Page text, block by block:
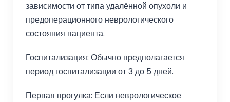
зависимости от типа удалённой опухоли и
предоперационного неврологического
состояния пациента.
Госпитализация: Обычно предполагается
период госпитализации от 3 до 5 дней.
Первая прогулка: Если неврологическое